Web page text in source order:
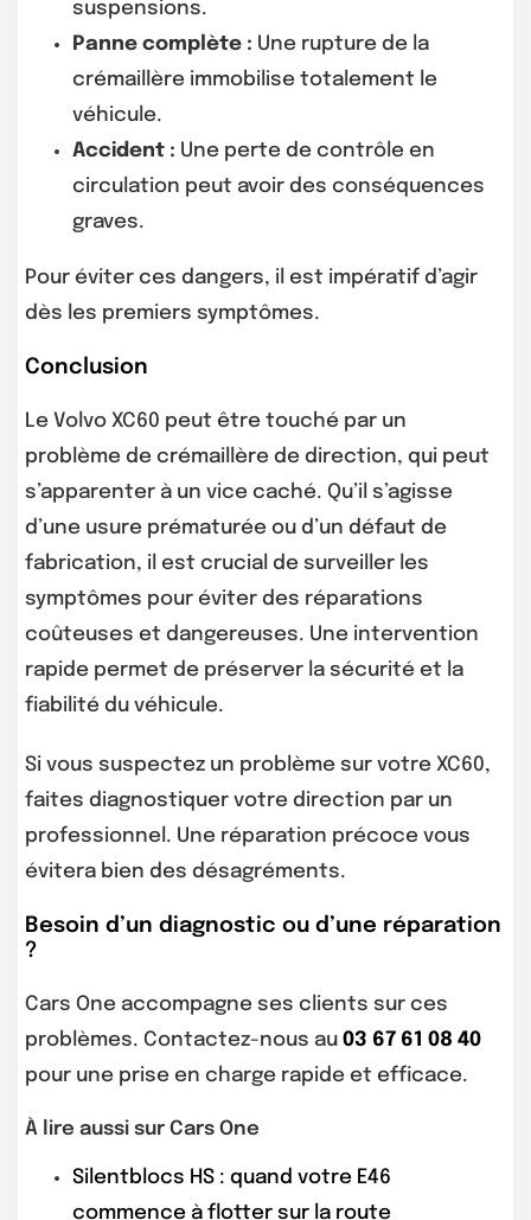
suspensions.
Panne complète : Une rupture de la
crémaillère immobilise totalement le
véhicule.
Accident : Une perte de contrôle en
circulation peut avoir des conséquences
graves.
Pour éviter ces dangers, il est impératif d’agir
dès les premiers symptômes.
Conclusion
Le Volvo XC60 peut être touché par un
problème de crémaillère de direction, qui peut
s’apparenter à un vice caché. Qu’il s’agisse
d’une usure prématurée ou d’un défaut de
fabrication, il est crucial de surveiller les
symptômes pour éviter des réparations
coûteuses et dangereuses. Une intervention
rapide permet de préserver la sécurité et la
fiabilité du véhicule.
Si vous suspectez un problème sur votre XC60,
faites diagnostiquer votre direction par un
professionnel. Une réparation précoce vous
évitera bien des désagréments.
Besoin d’un diagnostic ou d’une réparation
?
Cars One accompagne ses clients sur ces
problèmes. Contactez-nous au 03 67 61 08 40
pour une prise en charge rapide et efficace.
À lire aussi sur Cars One
Silentblocs HS : quand votre E46
commence à flotter sur la route